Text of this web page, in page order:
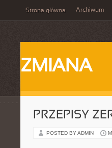
Strona główna Archiwum
ZMIANA
PRZEPISY
POSTED BY ADMIN